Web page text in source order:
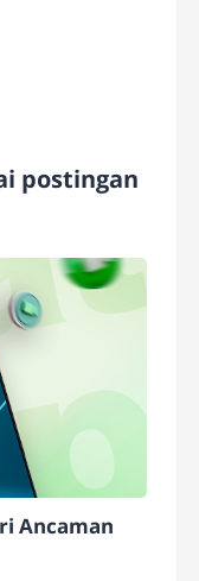
postingan
Ancaman